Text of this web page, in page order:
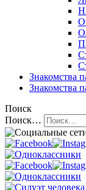
Знакомства
Знакомства
Поиск
Поиск…